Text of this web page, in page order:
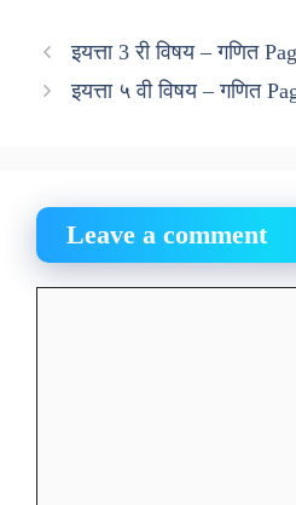
इयत्ता 3 री विषय – गणित
इयत्ता ५ वी विषय – गणित
Leave a comment